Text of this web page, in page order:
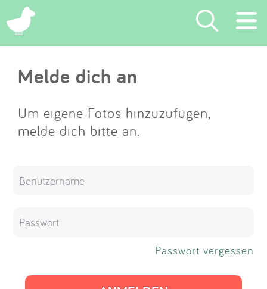
×
Suchen
Eintragen
App
Melde dich an
Um eigene Fotos hinzuzufügen,
melde dich bitte an.
Passwort vergessen